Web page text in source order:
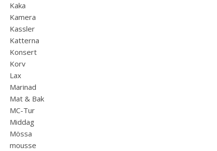
Kaka
Kamera
Kassler
Katterna
Konsert
Korv
Lax
Marinad
Mat & Bak
MC-Tur
Middag
Mössa
mousse